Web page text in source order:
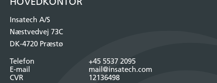
Insatech A/S
Næstvedvej 73C
DK-4720 Præstø
Telefon
+45 5537 2095
E-mail
mail@insatech.com
CVR
12136498